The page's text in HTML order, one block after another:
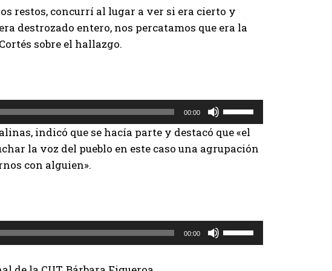
b
a
a
j
o
p
u
m
restos, concurrí al lugar a ver si era cierto y
destrozado entero, nos percatamos que era la
sobre el hallazgo.
00:00
U
t
l
l
a
indicó que se hacía parte y destacó que «el
la voz del pueblo en este caso una agrupación
con alguien».
00:00
U
t